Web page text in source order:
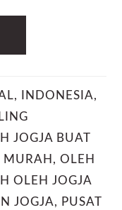
, INDONESIA,
JOGJA BUAT
MURAH , OLEH
OLEH JOGJA
JOGJA, PUSAT